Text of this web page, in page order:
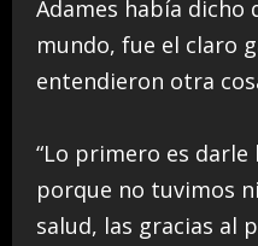
Adames había dicho
mundo, fue el claro
entendieron otra
“Lo primero es darle
porque no tuvimos
salud, las gracias al